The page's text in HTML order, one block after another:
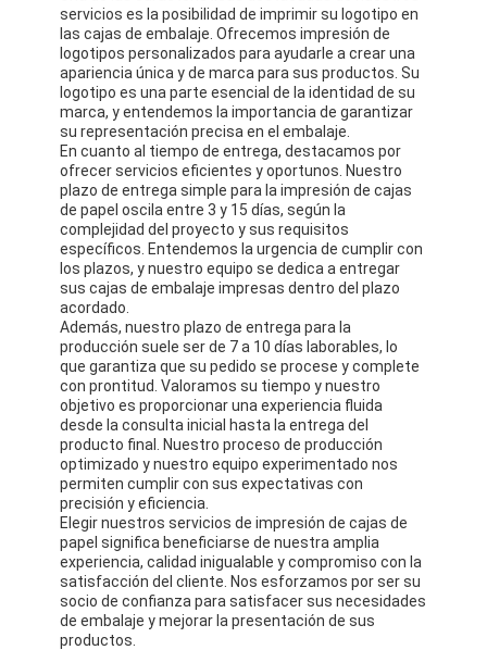
servicios es la posibilidad de imprimir su logotipo en
las cajas de embalaje. Ofrecemos impresión de
logotipos personalizados para ayudarle a crear una
apariencia única y de marca para sus productos. Su
logotipo es una parte esencial de la identidad de su
marca, y entendemos la importancia de garantizar
su representación precisa en el embalaje.
En cuanto al tiempo de entrega, destacamos por
ofrecer servicios eficientes y oportunos. Nuestro
plazo de entrega simple para la impresión de cajas
de papel oscila entre 3 y 15 días, según la
complejidad del proyecto y sus requisitos
específicos. Entendemos la urgencia de cumplir con
los plazos, y nuestro equipo se dedica a entregar
sus cajas de embalaje impresas dentro del plazo
acordado.
Además, nuestro plazo de entrega para la
producción suele ser de 7 a 10 días laborables, lo
que garantiza que su pedido se procese y complete
con prontitud. Valoramos su tiempo y nuestro
objetivo es proporcionar una experiencia fluida
desde la consulta inicial hasta la entrega del
producto final. Nuestro proceso de producción
optimizado y nuestro equipo experimentado nos
permiten cumplir con sus expectativas con
precisión y eficiencia.
Elegir nuestros servicios de impresión de cajas de
papel significa beneficiarse de nuestra amplia
experiencia, calidad inigualable y compromiso con la
satisfacción del cliente. Nos esforzamos por ser su
socio de confianza para satisfacer sus necesidades
de embalaje y mejorar la presentación de sus
productos.